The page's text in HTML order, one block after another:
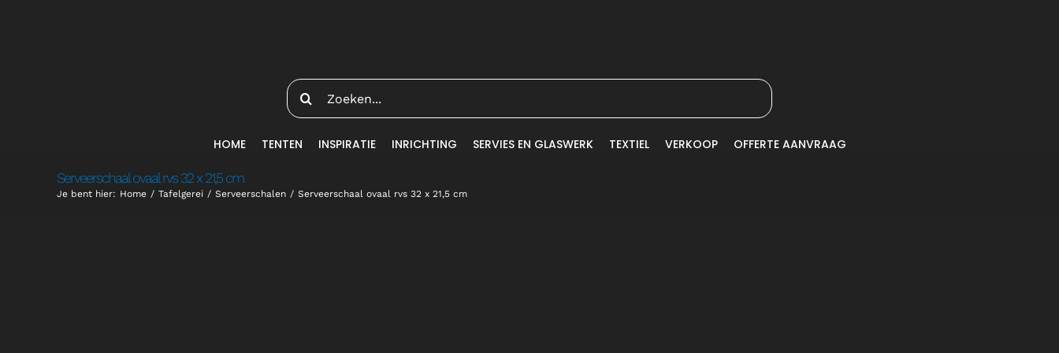
Zoeken
naar:
HOME TENTEN INSPIRATIE INRICHTING SERVIES EN GLASWERK TEXTIEL VERKOOP OFFERTE AANVRAAG
Serveerschaal ovaal rvs 32 x 21,5 cm
Je bent hier: Home Tafelgerei Serveerschalen Serveerschaal ovaal rvs 32 x 21,5 cm